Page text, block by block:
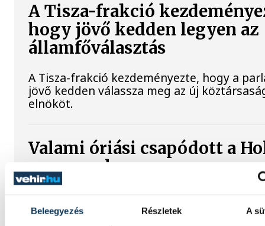
Beleegyezés Részletek A
A Tisza-frakció
hogy jövő kedden legyen az
államfőválasztás
A Tisza-frakció kezdeményezte, hogy a
jövő kedden válassza meg az új
elnököt.
Valami óriási csapódott a
ma reggel
Rendhagyó esemény zajlott le kedden
Magyar idő szerint 8:35 körül a Hold